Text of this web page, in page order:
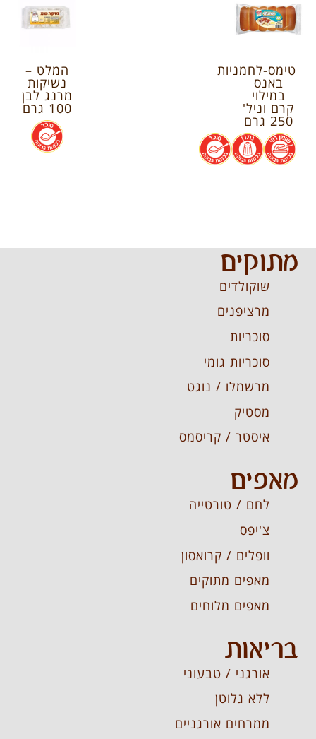
טימס-לחמניות
באנס
במילוי
קרם וניל'
250 גרם
.
.
.
המלט –
נשיקות
מרנג לבן
100 גרם
.
מתוקים
שוקולדים
מרציפנים
סוכריות
סוכריות גומי
מרשמלו / נוגט
מסטיק
איסטר / קריסמס
מאפים
לחם / טורטייה
צ'יפס
וופלים / קרואסון
מאפים מתוקים
מאפים מלוחים
בריאות
אורגני / טבעוני
ללא גלוטן
ממרחים אורגניים